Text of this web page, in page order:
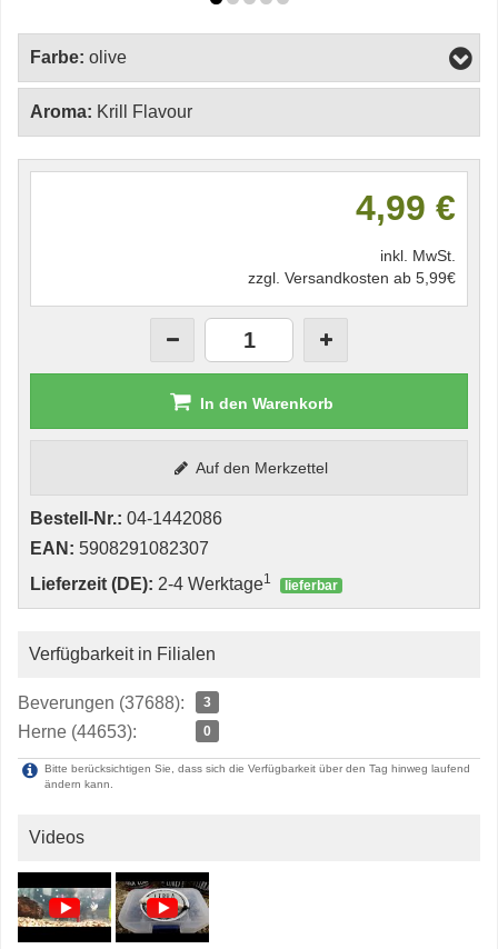
Farbe: olive
Aroma: Krill Flavour
4,99 €
inkl. MwSt.
zzgl. Versandkosten ab 5,99€
In den Warenkorb
Auf den Merkzettel
Bestell-Nr.: 04-1442086
EAN: 5908291082307
Lieferzeit (DE): 2-4 Werktage1 lieferbar
Verfügbarkeit in Filialen
Beverungen (37688): 3
Herne (44653): 0
Bitte berücksichtigen Sie, dass sich die Verfügbarkeit über den Tag hinweg laufend
ändern kann.
Videos